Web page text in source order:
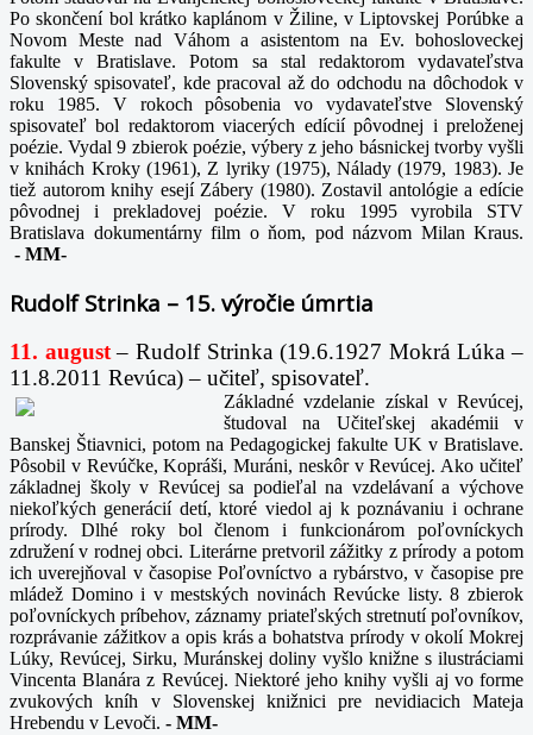
Po skončení bol krátko kaplánom v Žiline, v Liptovskej Porúbke a
Novom Meste nad Váhom a asistentom na Ev. bohosloveckej
fakulte v Bratislave. Potom sa stal redaktorom vydavateľstva
Slovenský spisovateľ, kde pracoval až do odchodu na dôchodok v
roku 1985. V rokoch pôsobenia vo vydavateľstve Slovenský
spisovateľ bol redaktorom viacerých edícií pôvodnej i preloženej
poézie. Vydal 9 zbierok poézie, výbery z jeho básnickej tvorby vyšli
v knihách Kroky (1961), Z lyriky (1975), Nálady (1979, 1983). Je
tiež autorom knihy esejí Zábery (1980). Zostavil antológie a edície
pôvodnej i prekladovej poézie. V roku 1995 vyrobila STV
Bratislava dokumentárny film o ňom, pod názvom Milan Kraus.
- MM-
Rudolf Strinka – 15. výročie úmrtia
11. august – Rudolf Strinka (19.6.1927 Mokrá Lúka –
11.8.2011 Revúca) – učiteľ, spisovateľ.
Základné vzdelanie získal v Revúcej,
študoval na Učiteľskej akadémii v
Banskej Štiavnici, potom na Pedagogickej fakulte UK v Bratislave.
Pôsobil v Revúčke, Kopráši, Muráni, neskôr v Revúcej. Ako učiteľ
základnej školy v Revúcej sa podieľal na vzdelávaní a výchove
niekoľkých generácií detí, ktoré viedol aj k poznávaniu i ochrane
prírody. Dlhé roky bol členom i funkcionárom poľovníckych
združení v rodnej obci. Literárne pretvoril zážitky z prírody a potom
ich uverejňoval v časopise Poľovníctvo a rybárstvo, v časopise pre
mládež Domino i v mestských novinách Revúcke listy. 8 zbierok
poľovníckych príbehov, záznamy priateľských stretnutí poľovníkov,
rozprávanie zážitkov a opis krás a bohatstva prírody v okolí Mokrej
Lúky, Revúcej, Sirku, Muránskej doliny vyšlo knižne s ilustráciami
Vincenta Blanára z Revúcej. Niektoré jeho knihy vyšli aj vo forme
zvukových kníh v Slovenskej knižnici pre nevidiacich Mateja
Hrebendu v Levoči. - MM-